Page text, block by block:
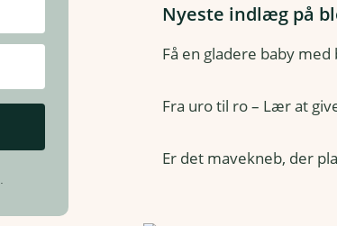
Nyeste indlæg på
Få en gladere baby med
Fra uro til ro – Lær at
Er det mavekneb, der